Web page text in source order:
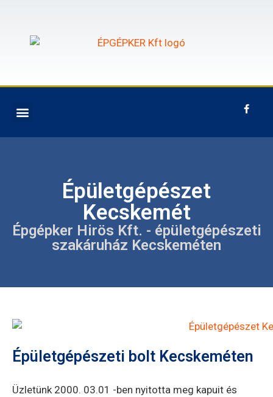
Épületgépészet
Kecskemét
Épgépker Hirös Kft. - épületgépészeti
szakáruház Kecskeméten
Épületgépészeti bolt Kecskeméten
Üzletünk 2000. 03.01 -ben nyitotta meg kapuit és